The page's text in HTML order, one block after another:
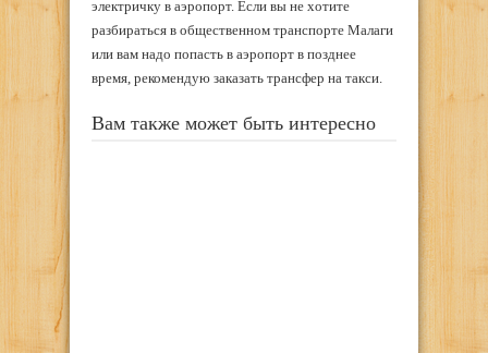
электричку в аэропорт. Если вы не хотите
разбираться в общественном транспорте Малаги
или вам надо попасть в аэропорт в позднее
время, рекомендую заказать трансфер на такси.
Вам также может быть интересно